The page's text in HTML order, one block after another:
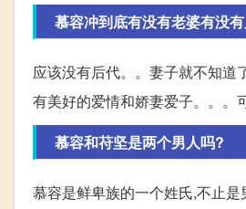
慕容冲到底有没有老婆有没
应该没有后代。。妻子就不知道
有美好的爱情和娇妻爱子。。。可
慕容和苻坚是两个男人吗?
慕容是鲜卑族的一个姓氏,不止